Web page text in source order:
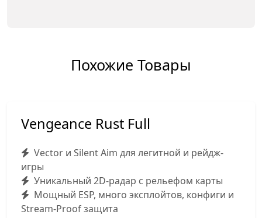
Похожие Товары
Vengeance Rust Full
Vector и Silent Aim для легитной и рейдж-
игры
Уникальный 2D-радар с рельефом карты
Мощный ESP, много эксплойтов, конфиги и
Stream-Proof защита